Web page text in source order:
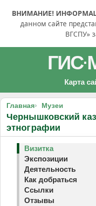
ВНИМАНИЕ!
данном сайте
ВГСПУ»
ГИС·
Карта
Главная Музеи
Чернышковский
этнографии
Визитка
Экспозиции
Деятельность
Как добраться
Ссылки
Отзывы